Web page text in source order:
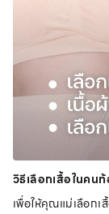
วิธีเลือกเสื้อในคน
เพื่อให้คุณแม่เลือกเ